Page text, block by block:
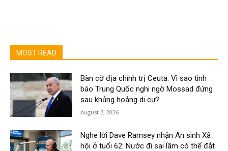
MOST READ
Bàn cờ địa chính trị Ceuta: Vì sao tình
báo Trung Quốc nghi ngờ Mossad đứng
sau khủng hoảng di cư?
August 7, 2026
Nghe lời Dave Ramsey nhận An sinh Xã
hội ở tuổi 62: Nước đi sai lầm có thể đắt